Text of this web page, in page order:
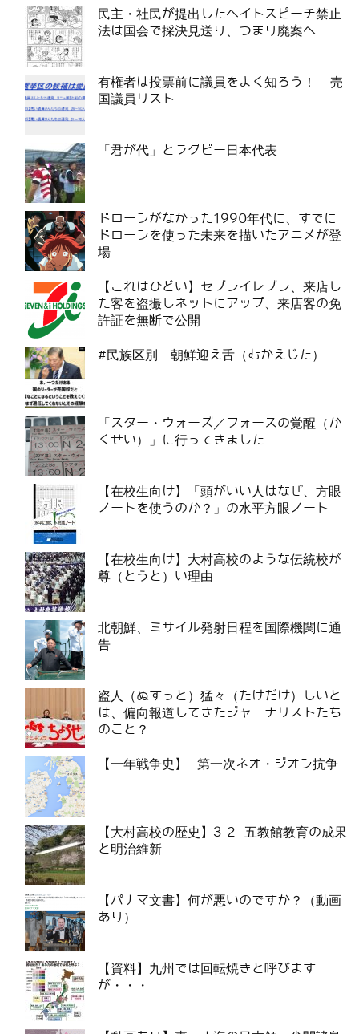
民主・社民が提出したヘイトスピーチ禁止
法は国会で採決見送り、つまり廃案へ
有権者は投票前に議員をよく知ろう！- 売
国議員リスト
「君が代」とラグビー日本代表
ドローンがなかった1990年代に、すでに
ドローンを使った未来を描いたアニメが登
場
【これはひどい】セブンイレブン、来店し
た客を盗撮しネットにアップ、来店客の免
許証を無断で公開
#民族区別 朝鮮迎え舌（むかえじた）
「スター・ウォーズ／フォースの覚醒（か
くせい）」に行ってきました
【在校生向け】「頭がいい人はなぜ、方眼
ノートを使うのか？」の水平方眼ノート
【在校生向け】大村高校のような伝統校が
尊（とうと）い理由
北朝鮮、ミサイル発射日程を国際機関に通
告
盗人（ぬすっと）猛々（たけだけ）しいと
は、偏向報道してきたジャーナリストたち
のこと？
【一年戦争史】 第一次ネオ・ジオン抗争
【大村高校の歴史】3-2 五教館教育の成果
と明治維新
【パナマ文書】何が悪いのですか？（動画
あり）
【資料】九州では回転焼きと呼びます
が・・・